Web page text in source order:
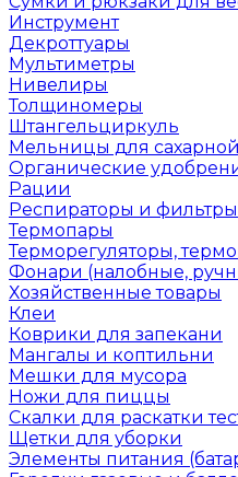
Инструмент
Декроттуары
Мультиметры
Нивелиры
Толщиномеры
Штангельциркуль
Мельницы для
Органические
Рации
Респираторы и фильтры
Термопары
Терморегуляторы,
Фонари (налобные,
Хозяйственные товары
Клеи
Коврики для запекани
Мангалы и коптильни
Мешки для мусора
Ножи для пиццы
Скалки для раскатки
Щетки для уборки
Элементы питания